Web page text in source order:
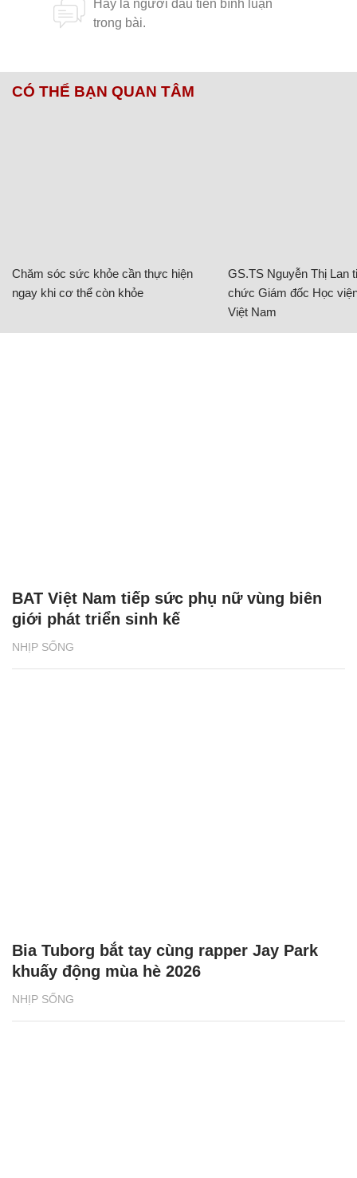
CÓ THỂ BẠN QUAN TÂM
Chăm sóc sức khỏe cần thực hiện
ngay khi cơ thể còn khỏe
GS.TS Nguyễn Thị Lan
chức Giám đốc Học
Việt Nam
NHỊP SỐNG
BAT Việt Nam tiếp sức phụ nữ vùng biên
giới phát triển sinh kế
NHỊP SỐNG
Bia Tuborg bắt tay cùng rapper Jay Park
khuấy động mùa hè 2026